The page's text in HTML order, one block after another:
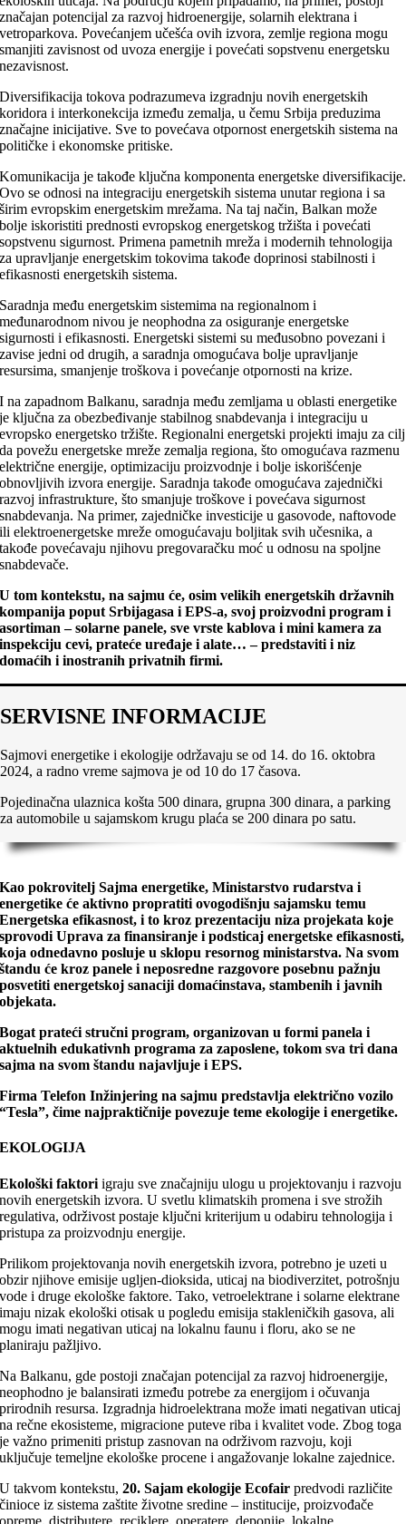
značajan potencijal za razvoj hidroenergije, solarnih elektrana i
vetroparkova. Povećanjem učešća ovih izvora, zemlje regiona mogu
smanjiti zavisnost od uvoza energije i povećati sopstvenu energetsku
nezavisnost.
Diversifikacija tokova podrazumeva izgradnju novih energetskih
koridora i interkonekcija između zemalja, u čemu Srbija preduzima
značajne inicijative. Sve to povećava otpornost energetskih sistema na
političke i ekonomske pritiske.
Komunikacija je takođe ključna komponenta energetske diversifikacije.
Ovo se odnosi na integraciju energetskih sistema unutar regiona i sa
širim evropskim energetskim mrežama. Na taj način, Balkan može
bolje iskoristiti prednosti evropskog energetskog tržišta i povećati
sopstvenu sigurnost. Primena pametnih mreža i modernih tehnologija
za upravljanje energetskim tokovima takođe doprinosi stabilnosti i
efikasnosti energetskih sistema.
Saradnja među energetskim sistemima na regionalnom i
međunarodnom nivou je neophodna za osiguranje energetske
sigurnosti i efikasnosti. Energetski sistemi su međusobno povezani i
zavise jedni od drugih, a saradnja omogućava bolje upravljanje
resursima, smanjenje troškova i povećanje otpornosti na krize.
I na zapadnom Balkanu, saradnja među zemljama u oblasti energetike
je ključna za obezbeđivanje stabilnog snabdevanja i integraciju u
evropsko energetsko tržište. Regionalni energetski projekti imaju za cilj
da povežu energetske mreže zemalja regiona, što omogućava razmenu
električne energije, optimizaciju proizvodnje i bolje iskorišćenje
obnovljivih izvora energije. Saradnja takođe omogućava zajednički
razvoj infrastrukture, što smanjuje troškove i povećava sigurnost
snabdevanja. Na primer, zajedničke investicije u gasovode, naftovode
ili elektroenergetske mreže omogućavaju boljitak svih učesnika, a
takođe povećavaju njihovu pregovaračku moć u odnosu na spoljne
snabdevače.
U tom kontekstu, na sajmu će, osim velikih energetskih državnih
kompanija poput Srbijagasa i EPS-a, svoj proizvodni program i
asortiman – solarne panele, sve vrste kablova i mini kamera za
inspekciju cevi, prateće uređaje i alate… – predstaviti i niz
domaćih i inostranih privatnih firmi.
SERVISNE INFORMACIJE
Sajmovi energetike i ekologije održavaju se od 14. do 16. oktobra
2024, a radno vreme sajmova je od 10 do 17 časova.
Pojedinačna ulaznica košta 500 dinara, grupna 300 dinara, a parking
za automobile u sajamskom krugu plaća se 200 dinara po satu.
Kao pokrovitelj Sajma energetike, Ministarstvo rudarstva i
energetike će aktivno propratiti ovogodišnju sajamsku temu
Energetska efikasnost, i to kroz prezentaciju niza projekata koje
sprovodi Uprava za finansiranje i podsticaj energetske efikasnosti,
koja odnedavno posluje u sklopu resornog ministarstva. Na svom
štandu će kroz panele i neposredne razgovore posebnu pažnju
posvetiti energetskoj sanaciji domaćinstava, stambenih i javnih
objekata.
Bogat prateći stručni program, organizovan u formi panela i
aktuelnih edukativnh programa za zaposlene, tokom sva tri dana
sajma na svom štandu najavljuje i EPS.
Firma Telefon Inžinjering na sajmu predstavlja električno vozilo
“Tesla”, čime najpraktičnije povezuje teme ekologije i energetike.
EKOLOGIJA
Ekološki faktori igraju sve značajniju ulogu u projektovanju i razvoju
novih energetskih izvora. U svetlu klimatskih promena i sve strožih
regulativa, održivost postaje ključni kriterijum u odabiru tehnologija i
pristupa za proizvodnju energije.
Prilikom projektovanja novih energetskih izvora, potrebno je uzeti u
obzir njihove emisije ugljen-dioksida, uticaj na biodiverzitet, potrošnju
vode i druge ekološke faktore. Tako, vetroelektrane i solarne elektrane
imaju nizak ekološki otisak u pogledu emisija stakleničkih gasova, ali
mogu imati negativan uticaj na lokalnu faunu i floru, ako se ne
planiraju pažljivo.
Na Balkanu, gde postoji značajan potencijal za razvoj hidroenergije,
neophodno je balansirati između potrebe za energijom i očuvanja
prirodnih resursa. Izgradnja hidroelektrana može imati negativan uticaj
na rečne ekosisteme, migracione puteve riba i kvalitet vode. Zbog toga
je važno primeniti pristup zasnovan na održivom razvoju, koji
uključuje temeljne ekološke procene i angažovanje lokalne zajednice.
U takvom kontekstu,20. Sajam ekologije Ecofair predvodi različite
činioce iz sistema zaštite životne sredine – institucije, proizvođače
opreme, distributere, reciklere, operatere, deponije, lokalne